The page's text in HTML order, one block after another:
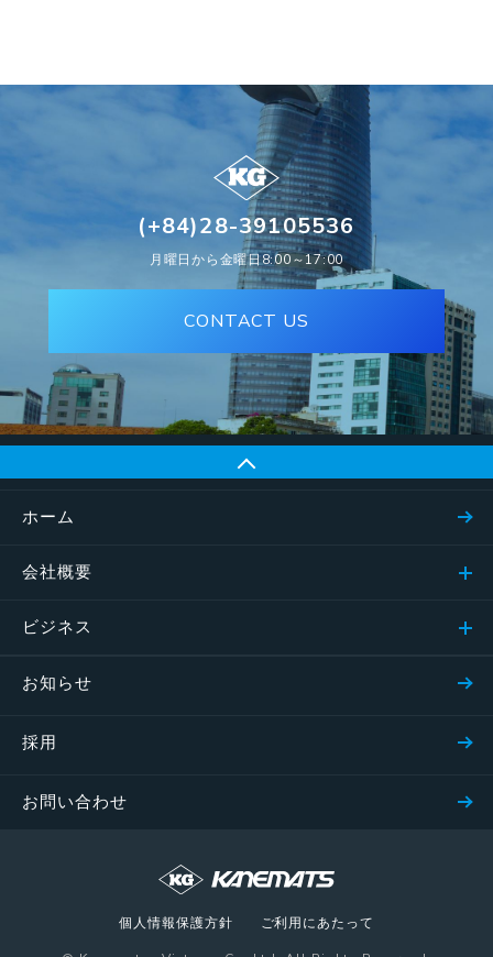
(+84)28-39105536
月曜日から金曜日8:00～17:00
CONTACT US
ホーム
会社概要
ビジネス
お知らせ
採用
お問い合わせ
個人情報保護方針 ご利用にあたって